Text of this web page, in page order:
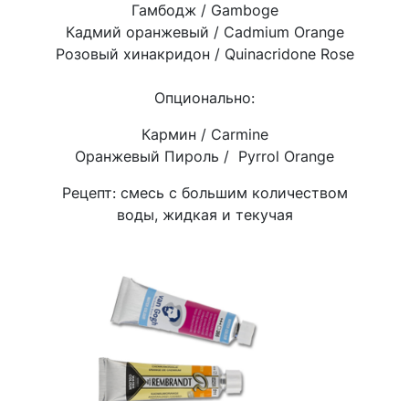
Гамбодж / Gamboge
Кадмий оранжевый / Cadmium Orange
Розовый хинакридон / Quinacridone Rose
Опционально:
Кармин / Carmine
Оранжевый Пироль / Pyrrol Orange
Рецепт: смесь с большим количеством
воды, жидкая и текучая